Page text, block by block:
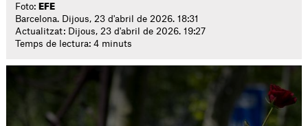
Foto: EFE
Barcelona. Dijous, 23 d'abril de 2026. 18:31
Actualitzat: Dijous, 23 d'abril de 2026. 19:27
Temps de lectura: 4 minuts